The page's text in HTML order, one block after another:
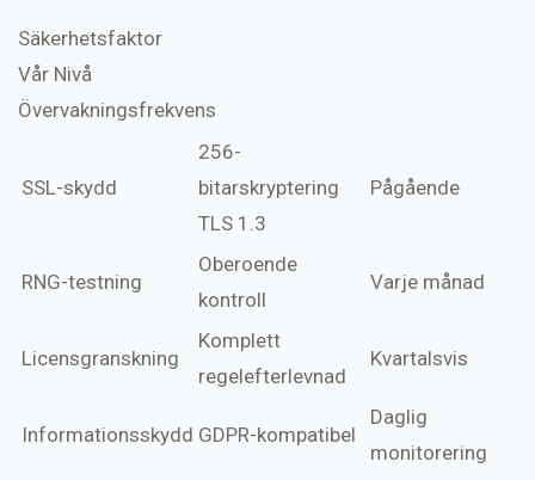
Säkerhetsfaktor
Vår Nivå
Övervakningsfrekvens
SSL-skydd
256-
bitarskryptering
TLS 1.3
Pågående
RNG-testning
Oberoende
kontroll
Varje månad
Licensgranskning
Komplett
regelefterlevnad
Kvartalsvis
Informationsskydd GDPR-kompatibel
Daglig
monitorering